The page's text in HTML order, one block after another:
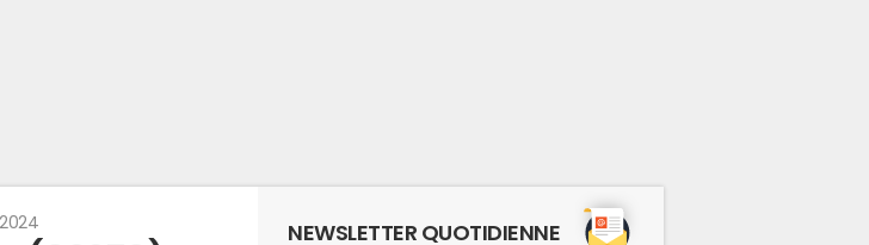
NEWSLETTER QUOTIDIENNE